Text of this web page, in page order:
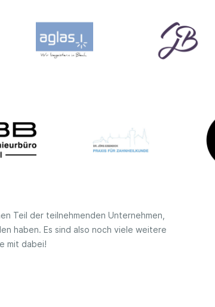
Teil der teilnehmenden Unternehmen,
haben. Es sind also noch viele weitere
mit dabei!